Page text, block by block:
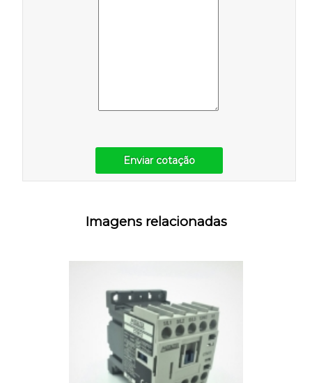
Enviar cotação
Imagens relacionadas